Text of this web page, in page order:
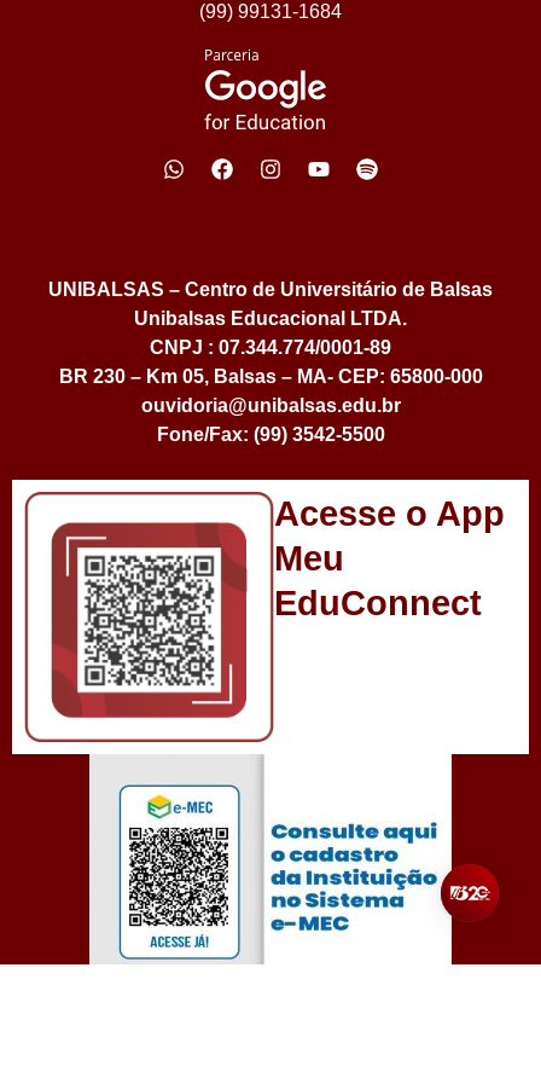
(99) 99131-1684
UNIBALSAS – Centro de Universitário de Balsas
Unibalsas Educacional LTDA.
CNPJ : 07.344.774/0001-89
BR 230 – Km 05, Balsas – MA- CEP: 65800-000
ouvidoria@unibalsas.edu.br
Fone/Fax: (99) 3542-5500
Acesse o App
Meu
EduConnect